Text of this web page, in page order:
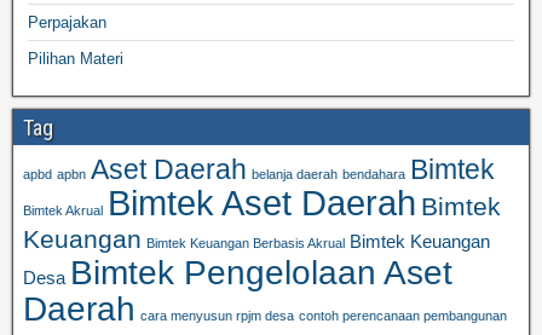
Perpajakan
Pilihan Materi
Tag
apbd apbn Aset Daerah belanja daerah bendahara Bimtek
Bimtek Akrual Bimtek Aset Daerah Bimtek
Keuangan Bimtek Keuangan Berbasis Akrual Bimtek Keuangan
Desa Bimtek Pengelolaan Aset
Daerah cara menyusun rpjm desa contoh perencanaan pembangunan